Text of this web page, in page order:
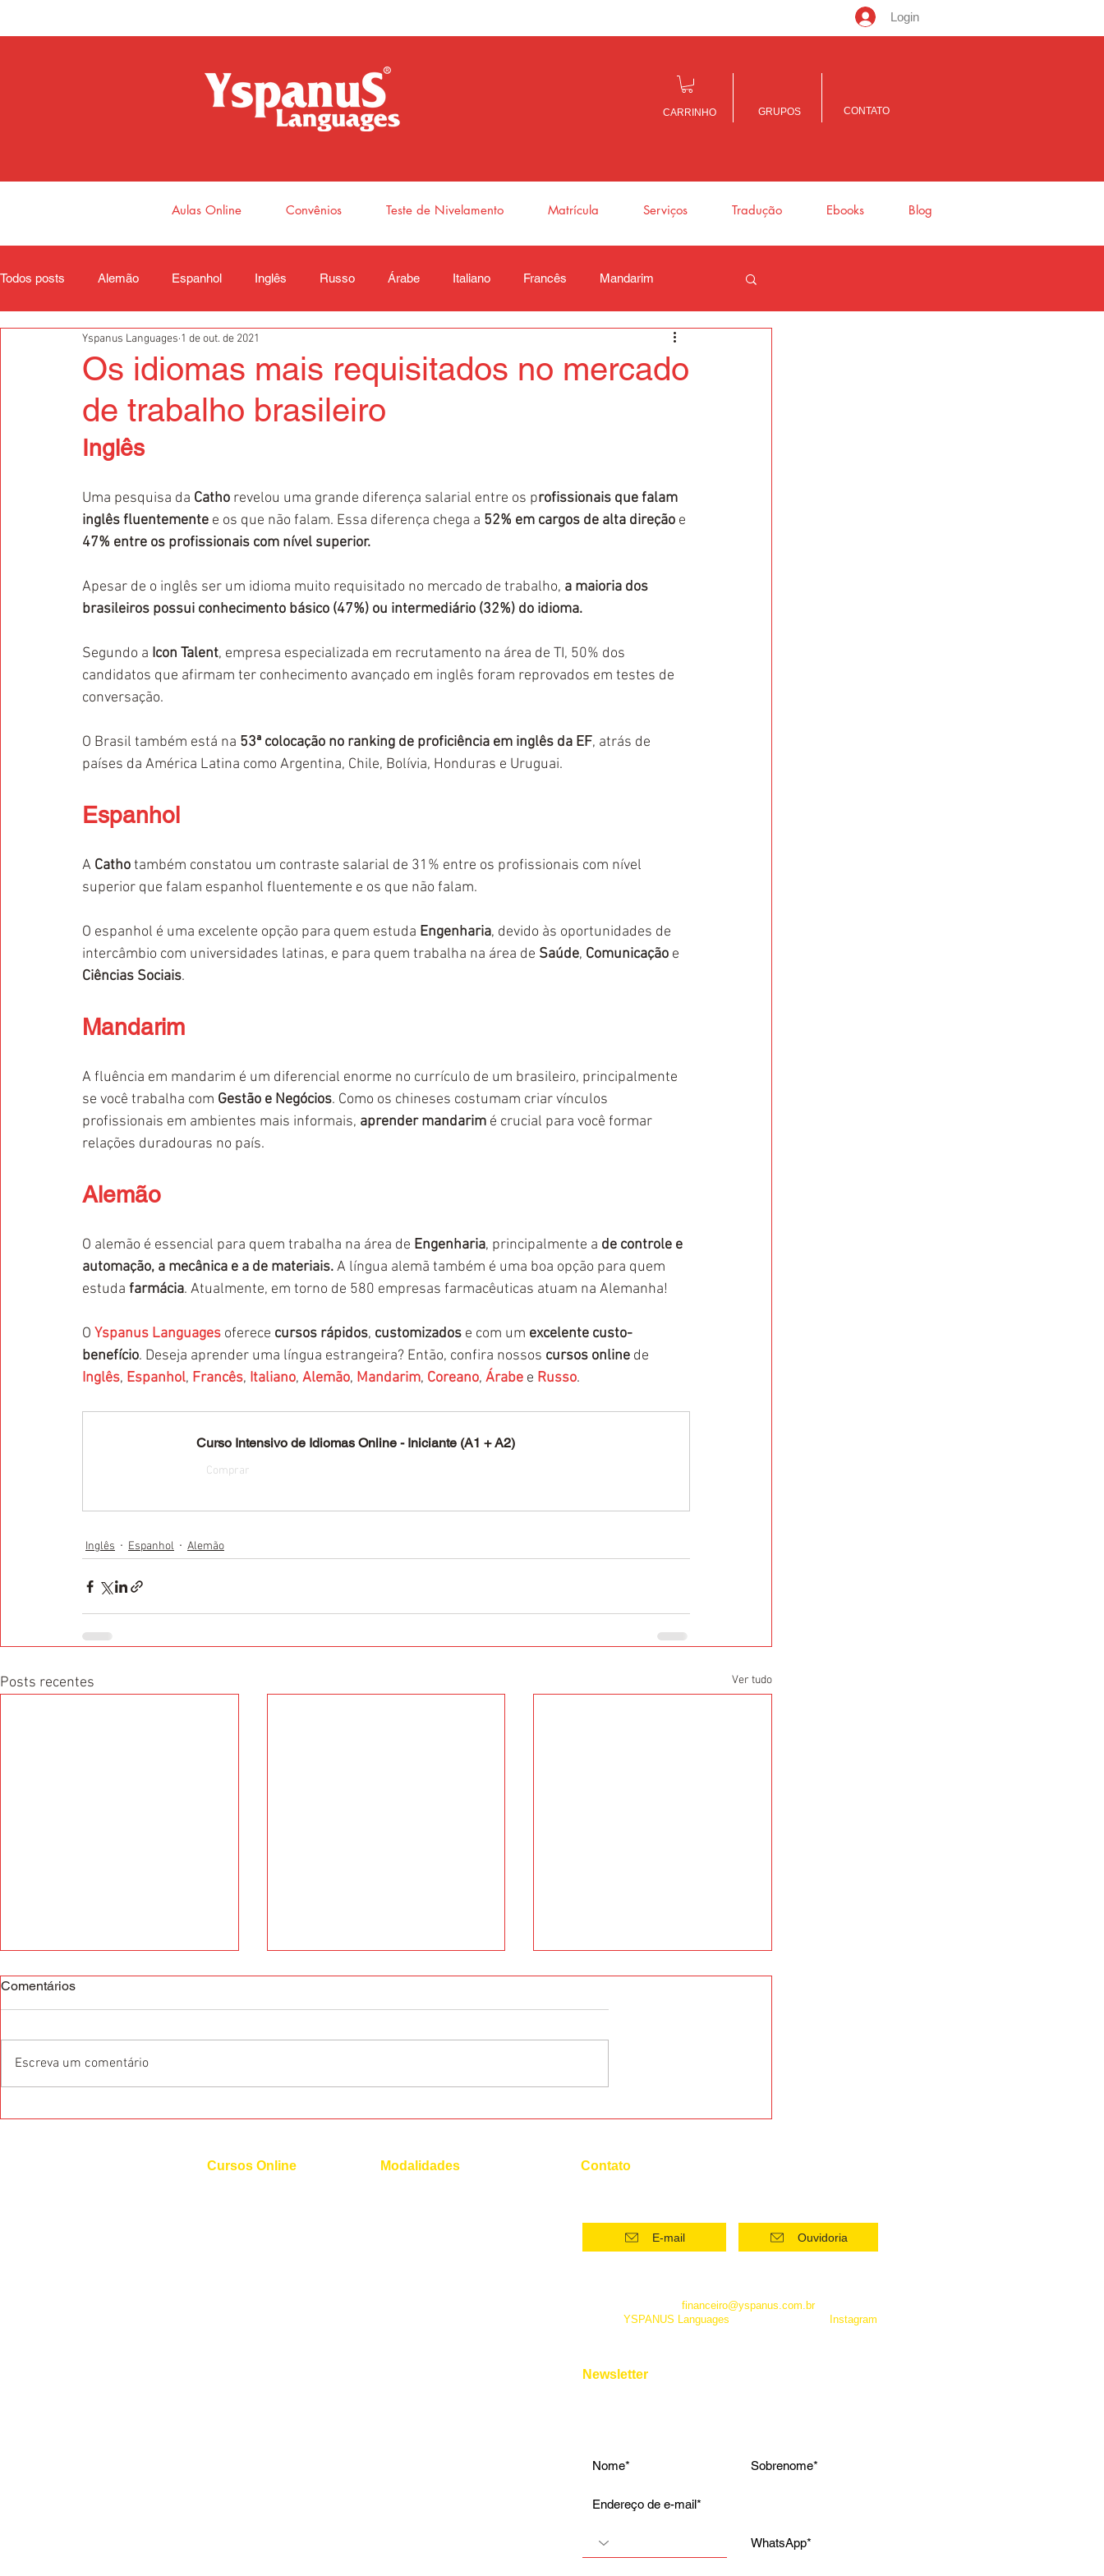
Login
CARRINHO GRUPOS CONTATO
Aulas Online Convênios Teste de Nivelamento Matrícula Serviços Tradução Ebooks Blog
Todos posts Alemão Espanhol Inglês Russo Árabe Italiano Francês Mandarim
Os idiomas mais requisitados no mercado
de trabalho brasileiro
Yspanus Languages 1 de out. de 2021
Inglês
Uma pesquisa da Catho revelou uma grande diferença salarial entre os profissionais que falam
inglês fluentemente e os que não falam. Essa diferença chega a 52% em cargos de alta direção e
47% entre os profissionais com nível superior.
Apesar de o inglês ser um idioma muito requisitado no mercado de trabalho, a maioria dos
brasileiros possui conhecimento básico (47%) ou intermediário (32%) do idioma.
Segundo a Icon Talent, empresa especializada em recrutamento na área de TI, 50% dos
candidatos que afirmam ter conhecimento avançado em inglês foram reprovados em testes de
conversação.
O Brasil também está na 53ª colocação no ranking de proficiência em inglês da EF, atrás de
países da América Latina como Argentina, Chile, Bolívia, Honduras e Uruguai.
Espanhol
A Catho também constatou um contraste salarial de 31% entre os profissionais com nível
superior que falam espanhol fluentemente e os que não falam.
O espanhol é uma excelente opção para quem estuda Engenharia, devido às oportunidades de
intercâmbio com universidades latinas, e para quem trabalha na área de Saúde, Comunicação e
Ciências Sociais.
Mandarim
A fluência em mandarim é um diferencial enorme no currículo de um brasileiro, principalmente
se você trabalha com Gestão e Negócios. Como os chineses costumam criar vínculos
profissionais em ambientes mais informais, aprender mandarim é crucial para você formar
relações duradouras no país.
Alemão
O alemão é essencial para quem trabalha na área de Engenharia, principalmente a de controle e
automação, a mecânica e a de materiais. A língua alemã também é uma boa opção para quem
estuda farmácia. Atualmente, em torno de 580 empresas farmacêuticas atuam na Alemanha!
O Yspanus Languages oferece cursos rápidos, customizados e com um excelente custo-
benefício. Deseja aprender uma língua estrangeira? Então, confira nossos cursos online de
Inglês, Espanhol, Francês, Italiano, Alemão, Mandarim, Coreano, Árabe e Russo.
Curso Intensivo de Idiomas Online - Iniciante (A1 + A2)
Comprar
Inglês Espanhol Alemão
Posts recentes Ver tudo
Comentários
Escreva um comentário
Cursos Online Modalidades Contato
E-mail Ouvidoria
financeiro@yspanus.com.br, pela nossa
YSPANUS Languages
Instagram
Newsletter